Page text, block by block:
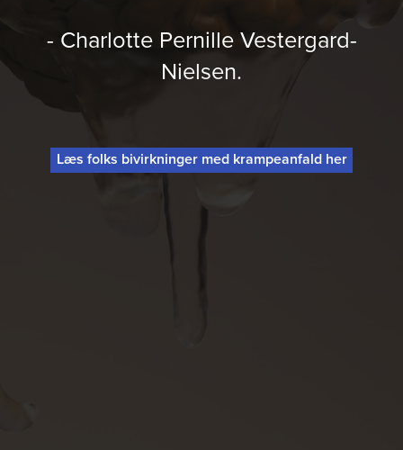
- Charlotte Pernille Vestergard-
Nielsen.
Læs folks bivirkninger med krampeanfald her